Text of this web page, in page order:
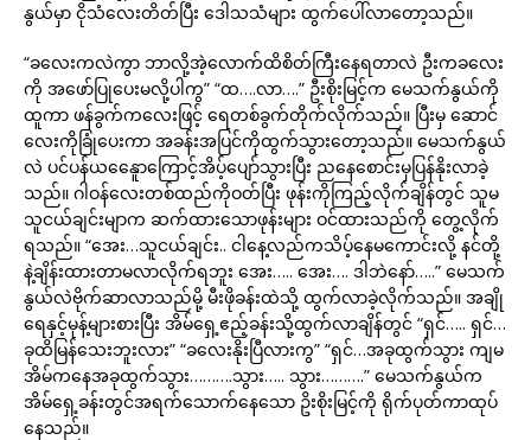
နွယ်မှာ ငိုသံလေးတိတ်ပြီး ဒေါသသံများ ထွက်ပေါ်လာတော့သည်။
“ခလေးကလဲကွာ ဘာလို့အဲ့လောက်ထိစိတ်ကြီးနေရတာလဲ ဦးကခလေး
ကို အဖော်ပြုပေးမလို့ပါကွ” “ထ….လာ….” ဦးစိုးမြင့်က မေသက်နွယ်ကို
ထူကာ ဖန်ခွက်ကလေးဖြင့် ရေတစ်ခွက်တိုက်လိုက်သည်။ ပြီးမှ ဆောင်
လေးကိုခြုံပေးကာ အခန်းအပြင်ကိုထွက်သွားတော့သည်။ မေသက်နွယ်
လဲ ပင်ပန်ယနေေူာကြောင့်အိပ့်ပျော်သွားပြီး ညနေစောင်းမှပြန်နိုးလာခဲ့
သည်။ ဂါဝန်လေးတစ်ထည်ကိုဝတ်ပြီး ဖုန်းကိုကြည့်လိုက်ချိန်တွင် သူမ
သူငယ်ချင်းမျာက ဆက်ထားသောဖုန်းများ ဝင်ထားသည်ကို တွေ့လိုက်
ရသည်။ “အေး…သူငယ်ချင်း.. ငါနေ့လည်ကသိပ့်နေမကောင်းလို့ နင်တို့
နဲ့ချိန်းထားတာမလာလိုက်ရဘူး အေး….. အေး…. ဒါဘဲနော်…..” မေသက်
နွယ်လဲဗိုက်ဆာလာသည်မို့ မီးဖိုခန်းထဲသို့ ထွက်လာခဲ့လိုက်သည်။ အချို
ရေနှင့်မုန့်များစားပြီး အိမ်ရှေ့ဧည့်ခန်းသို့ထွက်လာချိန်တွင် “ရှင်….. ရှင်…
ခုထိမြန်သေးဘူးလား” “ခလေးနိုးပြီလားကွ” “ရှင်…အခုထွက်သွား ကျမ
အိမ်ကနေအခုထွက်သွား……….သွား….. သွား……….” မေသက်နွယ်က
အိမ်ရှေ့ခန်းတွင်အရက်သောက်နေသော ဥိးစိုးမြင့်ကို ရိုက်ပုတ်ကာထုပ်
နေသည်။